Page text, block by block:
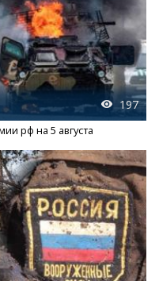
197
рф на 5 августа